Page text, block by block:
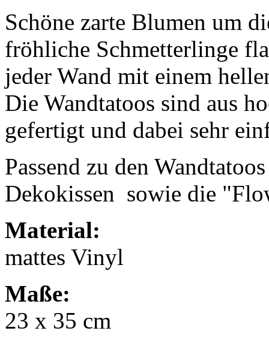
Schöne zarte Blumen um
fröhliche Schmetterlinge
jeder Wand mit einem
Die Wandtatoos sind aus
gefertigt und dabei sehr
Passend zu den
Dekokissen sowie die
Material:
mattes Vinyl
Maße:
23 x 35 cm